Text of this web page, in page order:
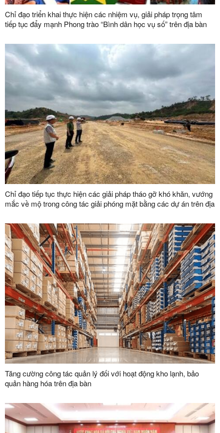
Chỉ đạo triển khai thực hiện các nhiệm vụ, giải pháp trọng tâm
tiếp tục đẩy mạnh Phong trào “Bình dân học vụ số” trên địa bàn
Chỉ đạo tiếp tục thực hiện các giải pháp tháo gỡ khó khăn, vướng
mắc về mộ trong công tác giải phóng mặt bằng các dự án trên địa
Tăng cường công tác quản lý đối với hoạt động kho lạnh, bảo
quản hàng hóa trên địa bàn